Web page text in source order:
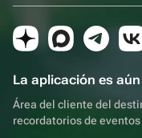
La aplicación es
Área del cliente del
recordatorios de eventos